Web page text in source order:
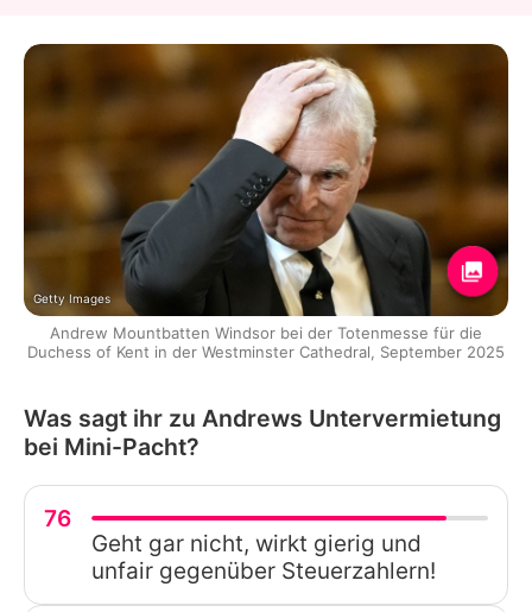
Getty Images
Andrew Mountbatten Windsor bei der Totenmesse für die
Duchess of Kent in der Westminster Cathedral, September 2025
Was sagt ihr zu Andrews Untervermietung
bei Mini-Pacht?
76
Geht gar nicht, wirkt gierig und
unfair gegenüber Steuerzahlern!